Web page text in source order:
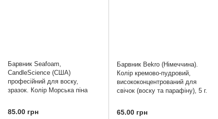
Барвник Seafoam,
CandleScience (США)
професійний для воску,
зразок. Колір Морська піна
85.00 грн
Барвник Bekro (Німеччина).
Колір кремово-пудровий,
висококонцентрований для
свічок (воску та парафіну), 5 г.
65.00 грн